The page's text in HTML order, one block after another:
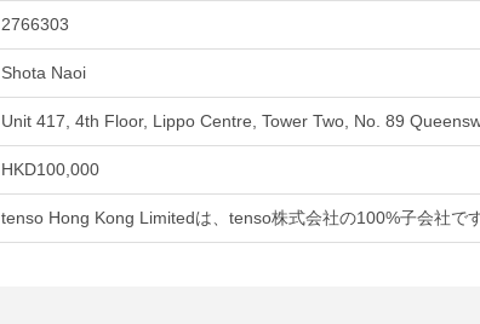
2766303
Shota Naoi
Unit 417, 4th Floor, Lippo Centre, Tower Two, No. 89
HKD100,000
tenso Hong Kong Limitedは、tenso株式会社の100%子会社です